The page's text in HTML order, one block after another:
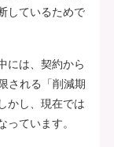
しているためで
には、契約から
される「削減期
かし、現在では
ています。